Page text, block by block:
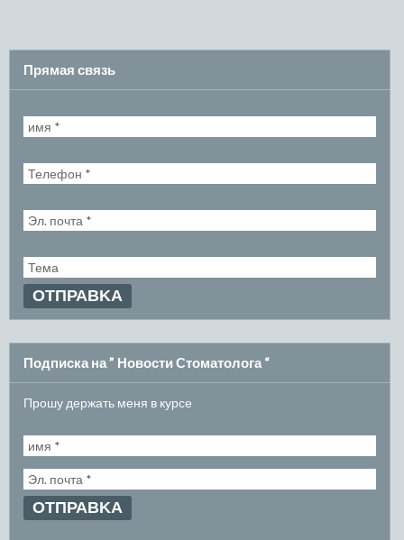
Прямая связь
Подписка на ” Новости Стоматолога “
Прошу держать меня в курсе